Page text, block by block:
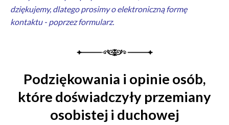
dziękujemy, dlatego prosimy o elektroniczną formę
kontaktu - poprzez formularz.
Podziękowania i opinie osób,
które doświadczyły przemiany
osobistej i duchowej